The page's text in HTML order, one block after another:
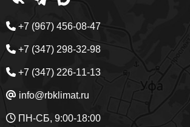
+7 (967) 456-08-47
+7 (347) 298-32-98
+7 (347) 226-11-13
info@rbklimat.ru
ПН-СБ, 9:00-18:00